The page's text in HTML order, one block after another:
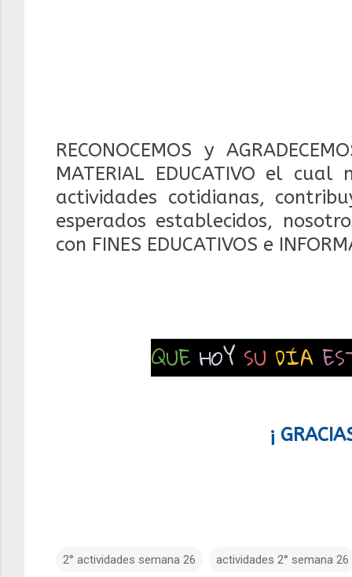
RECONOCEMOS y
MATERIAL EDUCATIVO el
actividades cotidianas,
esperados establecidos,
con FINES EDUCATIVOS e
QUE HOY SU DÍA
¡
2° actividades semana 26 actividades 2° semana 26